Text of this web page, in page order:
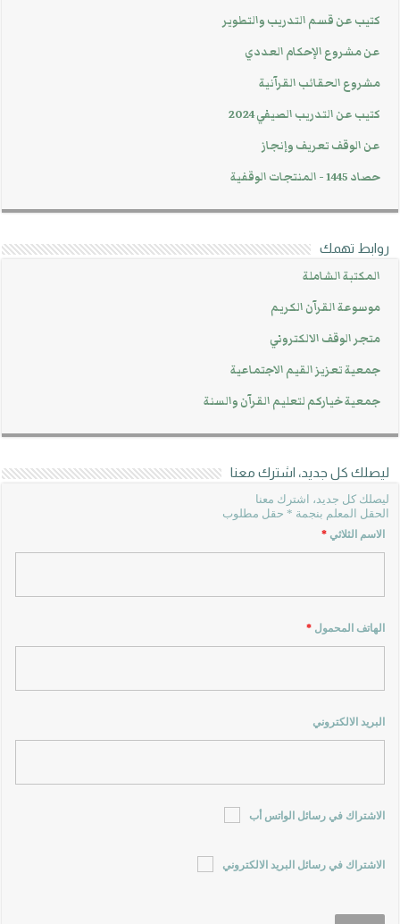
كتيب عن قسم التدريب والتطوير
عن مشروع الإحكام العددي
مشروع الحقائب القرآنية
كتيب عن التدريب الصيفي 2024
عن الوقف تعريف وإنجاز
حصاد 1445 - المنتجات الوقفية
روابط تهمك
المكتبة الشاملة
موسوعة القرآن الكريم
متجر الوقف الالكتروني
جمعية تعزيز القيم الاجتماعية
جمعية خياركم لتعليم القرآن والسنة
ليصلك كل جديد، اشترك معنا
ليصلك كل جديد، اشترك معنا
الحقل المعلم بنجمة * حقل مطلوب
الاسم الثلاثي*
الهاتف المحمول*
البريد الالكتروني
الاشتراك في رسائل الواتس أب
الاشتراك في رسائل البريد الالكتروني